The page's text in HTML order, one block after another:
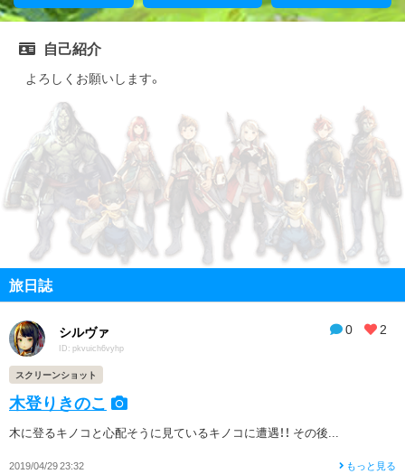
自己紹介
よろしくお願いします。
旅日誌
0 2
シルヴァ
ID: pkvuich6vyhp
スクリーンショット
木登りきのこ
木に登るキノコと心配そうに見ているキノコに遭遇！！ その後...
2019/04/29 23:32 もっと見る